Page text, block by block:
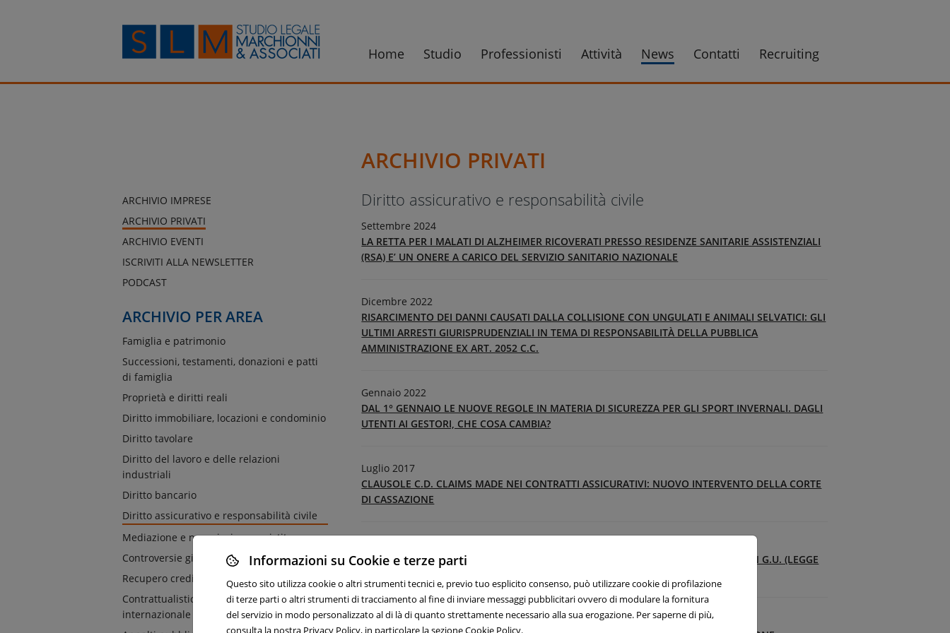
Home Studio Professionisti Attività News Contatti Recruiting
ARCHIVIO IMPRESE
ARCHIVIO PRIVATI
ARCHIVIO EVENTI
ISCRIVITI ALLA NEWSLETTER
PODCAST
ARCHIVIO PER AREA
Famiglia e patrimonio
Successioni, testamenti, donazioni e patti
di famiglia
Proprietà e diritti reali
Diritto immobiliare, locazioni e condominio
Diritto tavolare
Diritto del lavoro e delle relazioni
industriali
Diritto bancario
Diritto assicurativo e responsabilità civile
Mediazione e negoziazione assistita
Controversie giudiziali e arbitrato
Recupero crediti e azioni esecutive
Contrattualistica nazionale e
internazionale
ARCHIVIO PRIVATI
Diritto assicurativo e responsabilità civile
Settembre 2024
LA RETTA PER I MALATI DI ALZHEIMER RICOVERATI PRESSO RESIDENZE SANITARIE ASSISTENZIALI
(RSA) E’ UN ONERE A CARICO DEL SERVIZIO SANITARIO NAZIONALE
Dicembre 2022
RISARCIMENTO DEI DANNI CAUSATI DALLA COLLISIONE CON UNGULATI E ANIMALI SELVATICI: GLI
ULTIMI ARRESTI GIURISPRUDENZIALI IN TEMA DI RESPONSABILITÀ DELLA PUBBLICA
AMMINISTRAZIONE EX ART. 2052 C.C.
Gennaio 2022
DAL 1° GENNAIO LE NUOVE REGOLE IN MATERIA DI SICUREZZA PER GLI SPORT INVERNALI. DAGLI
UTENTI AI GESTORI, CHE COSA CAMBIA?
Luglio 2017
CLAUSOLE C.D. CLAIMS MADE NEI CONTRATTI ASSICURATIVI: NUOVO INTERVENTO DELLA CORTE
DI CASSAZIONE
LA RIFORMA IN TEMA DI RESPONSABILITA’ PROFESSIONALE MEDICA PUBBLICATA IN G.U. (LEGGE
Ottobre 2016
Informazioni su Cookie e terze parti
Questo sito utilizza cookie o altri strumenti tecnici e, previo tuo esplicito consenso, può utilizzare cookie di profilazione
di terze parti o altri strumenti di tracciamento al fine di inviare messaggi pubblicitari ovvero di modulare la fornitura
del servizio in modo personalizzato al di là di quanto strettamente necessario alla sua erogazione. Per saperne di più,
consulta la nostra Privacy Policy, in particolare la sezioneCookie Policy.